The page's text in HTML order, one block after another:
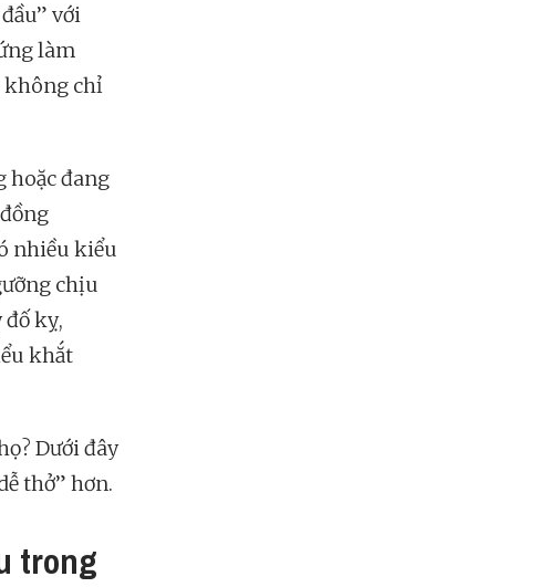
với
làm
không chỉ
hoặc đang
nhiều kiểu
chịu
đố kỵ,
khắt
Dưới đây
thở” hơn.
trong